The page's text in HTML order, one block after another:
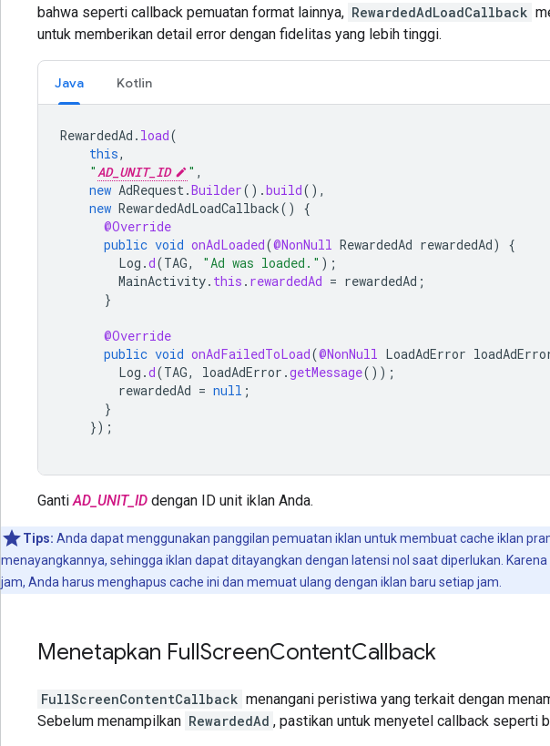
bahwa seperti callback pemuatan format lainnya, RewardedAdLoadCallback
untuk memberikan detail error dengan fidelitas yang lebih tinggi.
Java Kotlin
RewardedAd . load(
this,
"AD_UNIT_ID " ,
new AdRequest.Builder().build(),
new RewardedAdLoadCallback()
{
@Override
public void onAdLoaded(@NonNull RewardedAd rewardedAd)
{
Log .d(TAG, "Ad was loaded." );
MainActivity. this . rewardedAd = rewardedAd ;
}
@Override
public void onAdFailedToLoad(@NonNull LoadAdError
Log .d(TAG, loadAdError .getMessage());
rewardedAd = null ;
}
});
GantiAD_UNIT_ID dengan ID unit iklan Anda.
Tips: Anda dapat menggunakan panggilan pemuatan iklan untuk membuat cache iklan
menayangkannya, sehingga iklan dapat ditayangkan dengan latensi nol saat diperlukan.
jam, Anda harus menghapus cache ini dan memuat ulang dengan iklan baru setiap jam.
Menetapkan FullScreenContentCallback
FullScreenContentCallback menangani peristiwa yang terkait dengan
Sebelum menampilkan RewardedAd , pastikan untuk menyetel callback seperti